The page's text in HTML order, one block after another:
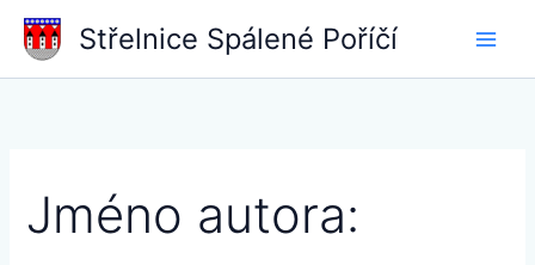
Přeskočit
Střelnice Spálené Poříčí
Jméno autora: